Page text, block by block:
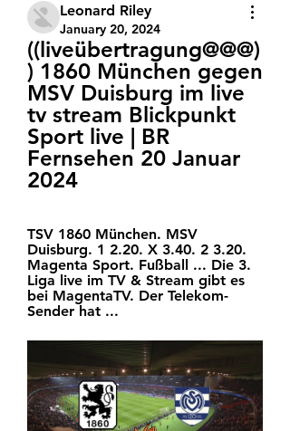
Leonard Riley
January 20, 2024
((liveübertragung@@@)
) 1860 München gegen
MSV Duisburg im live
tv stream Blickpunkt
Sport live | BR
Fernsehen 20 Januar
2024
TSV 1860 München. MSV
Duisburg. 1 2.20. X 3.40. 2 3.20.
Magenta Sport. Fußball ... Die 3.
Liga live im TV & Stream gibt es
bei MagentaTV. Der Telekom-
Sender hat ...